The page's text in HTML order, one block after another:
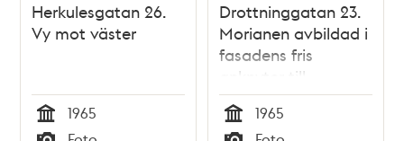
Herkulesgatan 26.
Vy mot väster
Tid
1965
Drottninggatan 23.
Morianen avbildad i
fasadens fris
anknyter till
apoteket Morianen
som låg i kvarteret
Tid
1965